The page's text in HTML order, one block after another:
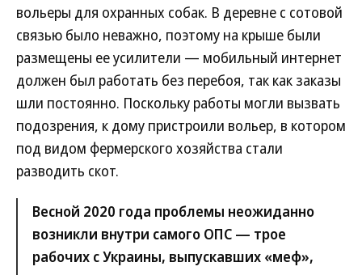
вольеры для охранных собак. В деревне с сотовой
связью было неважно, поэтому на крыше были
размещены ее усилители — мобильный интернет
должен был работать без перебоя, так как заказы
шли постоянно. Поскольку работы могли вызвать
подозрения, к дому пристроили вольер, в котором
под видом фермерского хозяйства стали
разводить скот.
Весной 2020 года проблемы неожиданно
возникли внутри самого ОПС — трое
рабочих с Украины, выпускавших «меф»,